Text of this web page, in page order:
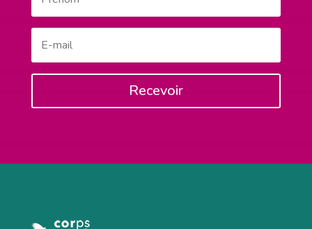
Recevoir